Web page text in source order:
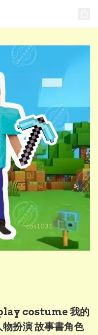
costume 我的
扮演 故事書角色